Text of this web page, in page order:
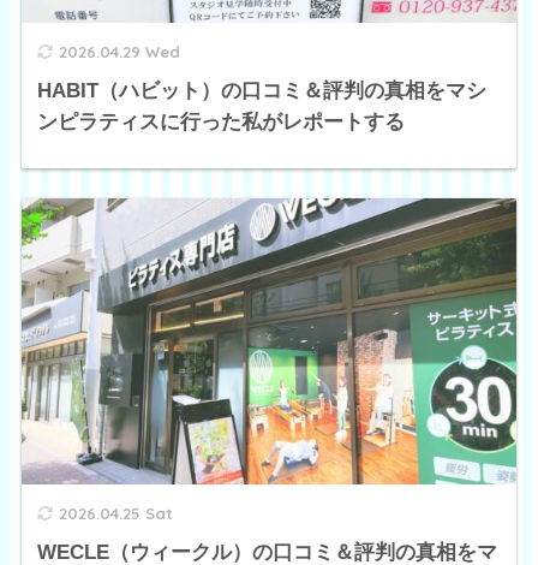
2026.04.29 Wed
HABIT（ハビット）の口コミ＆評判の真相をマシ
ンピラティスに行った私がレポートする
2026.04.25 Sat
WECLE（ウィークル）の口コミ＆評判の真相をマ